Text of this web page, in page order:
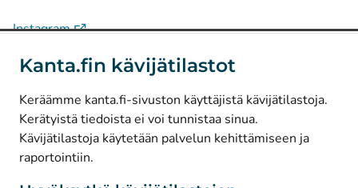
Kanta.fin kävijätilastot
Keräämme kanta.fi-sivuston käyttäjistä kävijätilastoja.
Kerätyistä tiedoista ei voi tunnistaa sinua.
Kävijätilastoja käytetään palvelun kehittämiseen ja
raportointiin.
Instagram(Avautuu uuteen välilehteen)
Facebook(Avautuu uuteen välilehteen)
© Kanta-Palvelut, Kansaneläkelaitos
Tietosuoja